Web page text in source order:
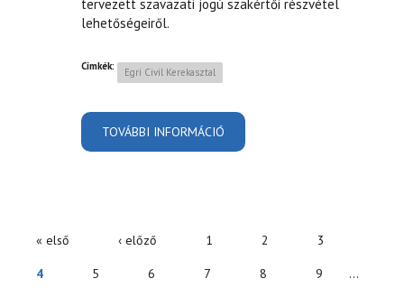
tervezett szavazati jogú szakértői részvétel
lehetőségeiről.
Címkék: Egri Civil Kerekasztal
TOVÁBBI INFORMÁCIÓ
OLDALAK
« első ‹ előző 1 2 3
4 5 6 7 8 9 …